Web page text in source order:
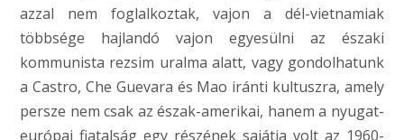
azzal nem foglalkoztak, vajon a dél-vietnamiak
többsége hajlandó vajon egyesülni az északi
kommunista rezsim uralma alatt, vagy gondolhatunk
a Castro, Che Guevara és Mao iránti kultuszra, amely
persze nem csak az észak-amerikai, hanem a nyugat-
európai fiatalság egy részének sajátja volt az 1960-